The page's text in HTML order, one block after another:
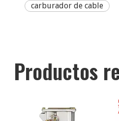
carburador de cable
Productos